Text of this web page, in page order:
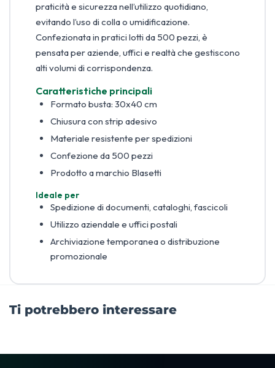
praticità e sicurezza nell’utilizzo quotidiano,
evitando l’uso di colla o umidificazione.
Confezionata in pratici lotti da 500 pezzi, è
pensata per aziende, uffici e realtà che gestiscono
alti volumi di corrispondenza.
Caratteristiche principali
Formato busta: 30x40 cm
Chiusura con strip adesivo
Materiale resistente per spedizioni
Confezione da 500 pezzi
Prodotto a marchio Blasetti
Ideale per
Spedizione di documenti, cataloghi, fascicoli
Utilizzo aziendale e uffici postali
Archiviazione temporanea o distribuzione
promozionale
Ti potrebbero interessare